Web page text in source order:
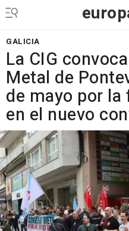
GALICIA
La CIG
Metal de
de mayo por la
en el nuevo